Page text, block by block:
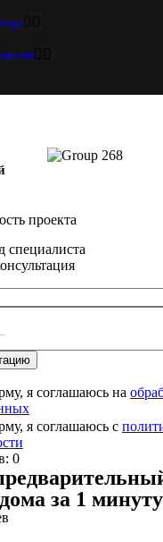
проекта
специалиста
я соглашаюсь на
я соглашаюсь с
0
за 1 минуту